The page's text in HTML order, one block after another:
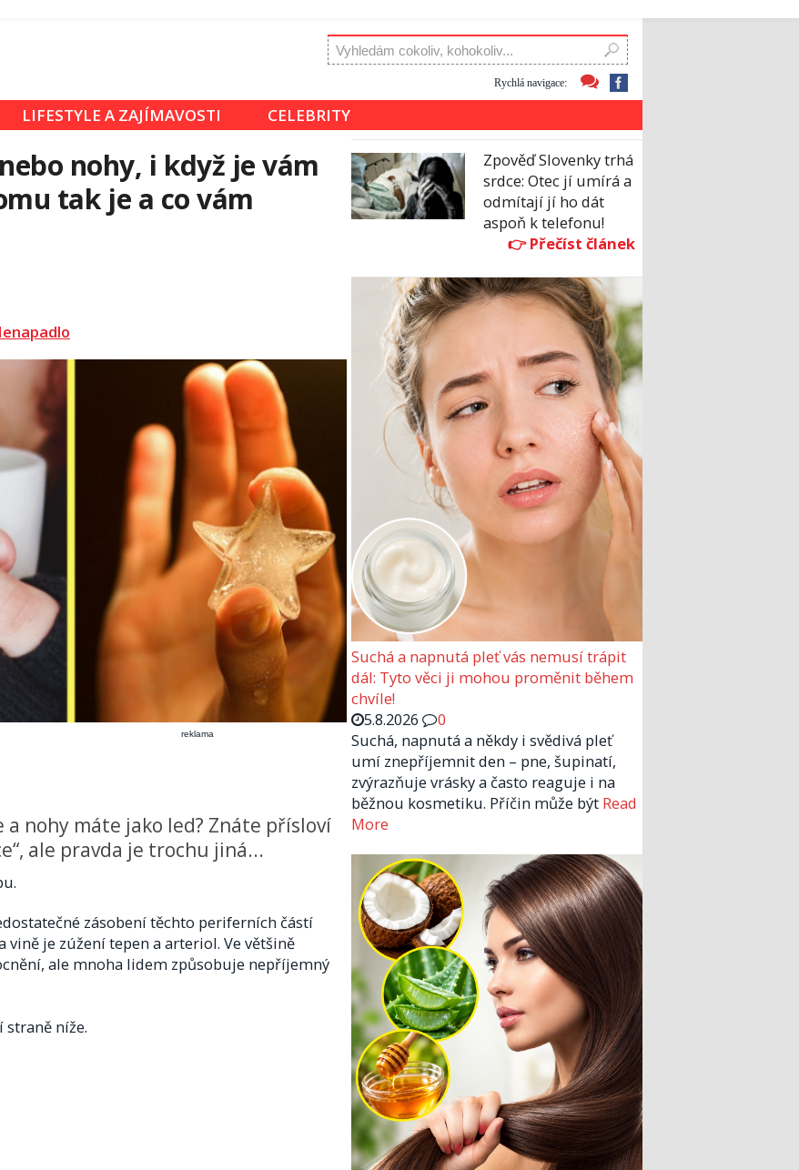
Rychlá navigace:
LIFESTYLE A ZAJÍMAVOSTI CELEBRITY
nohy, i když je vám
tak je a co vám
reklama
a nohy máte jako led? Znáte přísloví
ale pravda je trochu jiná...
zásobení těchto periferních částí
je zúžení tepen a arteriol. Ve většině
ale mnoha lidem způsobuje nepříjemný
straně níže.
Zpověď Slovenky trhá
srdce: Otec jí umírá a
odmítají jí ho dát
aspoň k telefonu!
Suchá a napnutá pleť vás nemusí trápit
dál: Tyto věci ji mohou proměnit během
chvíle!
5.8.2026
0
Suchá, napnutá a někdy i svědivá pleť
umí znepříjemnit den – pne, šupinatí,
zvýrazňuje vrásky a často reaguje i na
běžnou kosmetiku. Příčin může být Read
More